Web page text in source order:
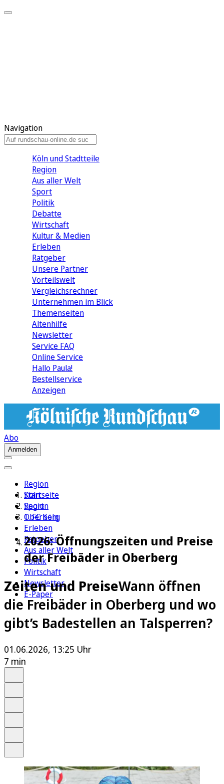
Navigation
Köln und Stadtteile
Region
Aus aller Welt
Sport
Politik
Debatte
Wirtschaft
Kultur & Medien
Erleben
Ratgeber
Unsere Partner
Vorteilswelt
Vergleichsrechner
Unternehmen im Blick
Themenseiten
Altenhilfe
Newsletter
Service FAQ
Online Service
Hallo Paula!
Bestellservice
Anzeigen
Abo
Anmelden
Region
Köln
Sport
1. FC Köln
Erleben
Ratgeber
Aus aller Welt
Politik
Wirtschaft
Newsletter
E-Paper
Startseite
Region
Oberberg
2026: Öffnungszeiten und Preise
der Freibäder in Oberberg
Zeiten und PreiseWann öffnen
die Freibäder in Oberberg und wo
gibt’s Badestellen an Talsperren?
01.06.2026, 13:25 Uhr
7 min